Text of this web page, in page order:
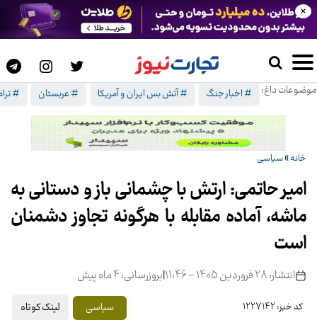
موضوعات داغ: # اخبار جنگ # آتش بس ایران و آمریکا # عربستان #
×
خانه»سیاسی
امیر حاتمی: ارتش با چشمانی باز و دستانی به
ماشه، آماده مقابله با هرگونه تجاوز دشمنان
است
انتشار: 28 فروردین 1405 - 11:46 |بروزرسانی: 4 ماه پیش
کد خبر: 1227142 سیاسی لینک کوتاه